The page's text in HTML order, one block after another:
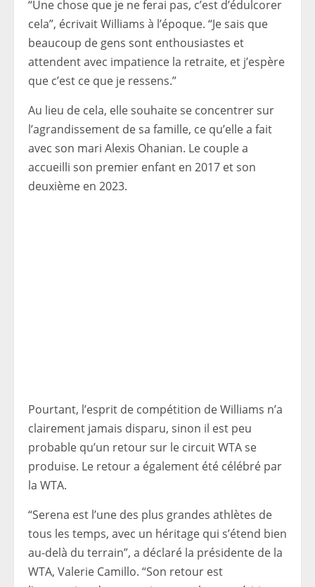
“Une chose que je ne ferai pas, c’est d’édulcorer
cela”, écrivait Williams à l’époque. “Je sais que
beaucoup de gens sont enthousiastes et
attendent avec impatience la retraite, et j’espère
que c’est ce que je ressens.”
Au lieu de cela, elle souhaite se concentrer sur
l’agrandissement de sa famille, ce qu’elle a fait
avec son mari Alexis Ohanian. Le couple a
accueilli son premier enfant en 2017 et son
deuxième en 2023.
Pourtant, l’esprit de compétition de Williams n’a
clairement jamais disparu, sinon il est peu
probable qu’un retour sur le circuit WTA se
produise. Le retour a également été célébré par
la WTA.
“Serena est l’une des plus grandes athlètes de
tous les temps, avec un héritage qui s’étend bien
au-delà du terrain”, a déclaré la présidente de la
WTA, Valerie Camillo. “Son retour est